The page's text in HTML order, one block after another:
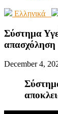
Ελληνικά
Σύστημα
December 4,